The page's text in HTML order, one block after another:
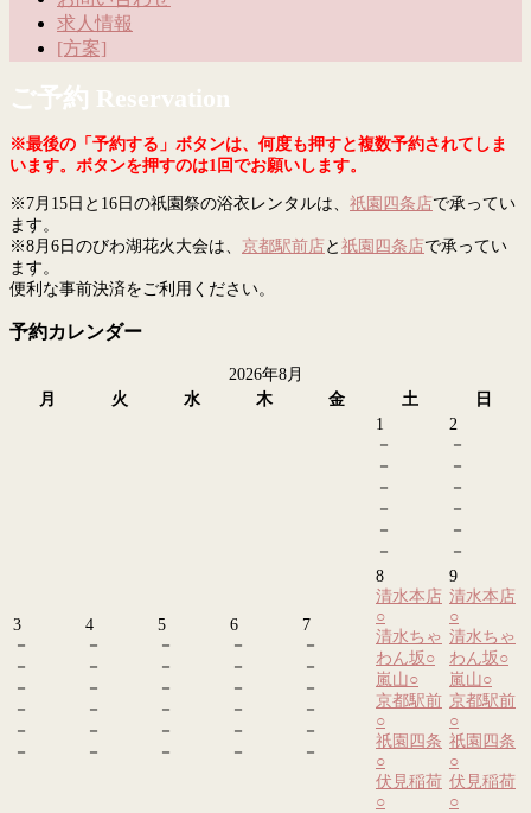
求人情報
[方案]
ご予約 Reservation
※最後の「予約する」ボタンは、何度も押すと複数予約されてしま
います。ボタンを押すのは1回でお願いします。
※7月15日と16日の祇園祭の浴衣レンタルは、 祇園四条店で承ってい
ます。
※8月6日のびわ湖花火大会は、 京都駅前店 と 祇園四条店で承ってい
ます。
便利な事前決済をご利用ください。
予約カレンダー
2026年8月
月
火 水 木 金 土
日
1
－
－
－
－
－
－
2
－
－
－
－
－
－
3
－
－
－
－
－
－
4
－
－
－
－
－
－
5
－
－
－
－
－
－
6
－
－
－
－
－
－
7
－
－
－
－
－
－
8
清水本店
○
清水ちゃ
わん坂○
嵐山○
京都駅前
○
祇園四条
○
伏見稲荷
○
9
清水本店
○
清水ちゃ
わん坂○
嵐山○
京都駅前
○
祇園四条
○
伏見稲荷
○